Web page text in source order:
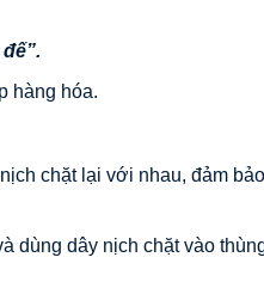
hàng hóa.
chặt lại với nhau, đảm
dùng dây nịch chặt vào